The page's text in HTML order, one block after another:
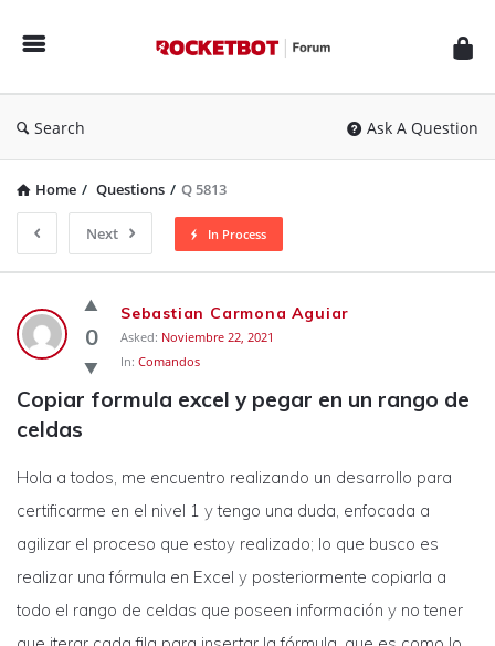
Forum
Search Ask A Question
Home / Questions / Q 5813
Next In Process
Rocketbot
Forum
Latest
Questions
0
Sebastian Carmona Aguiar
Asked: Noviembre 22, 2021
In: Comandos
Copiar formula excel y pegar en un rango de
celdas
Hola a todos, me encuentro realizando un desarrollo para
certificarme en el nivel 1 y tengo una duda, enfocada a
agilizar el proceso que estoy realizado; lo que busco es
realizar una fórmula en Excel y posteriormente copiarla a
todo el rango de celdas que poseen información y no tener